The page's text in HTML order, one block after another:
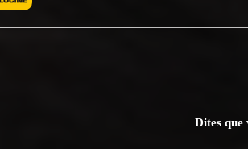
Dites que